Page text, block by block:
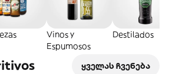
Vinos y
Espumosos
Destilados
ყველას ჩვენება